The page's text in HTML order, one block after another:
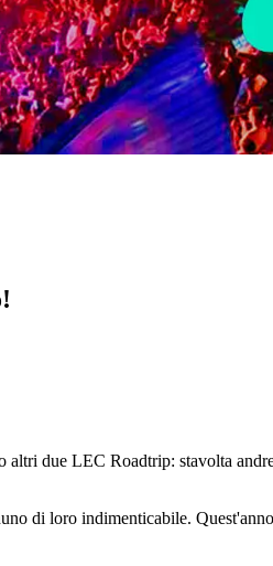
altri due LEC Roadtrip: stavolta
di loro indimenticabile.